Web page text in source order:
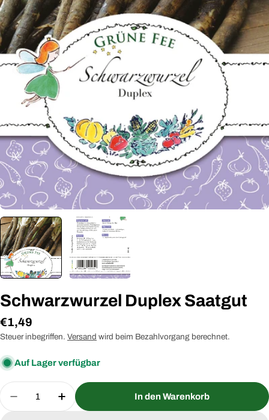
Sie das Medium 0 im Modalformat
Schwarzwurzel Duplex Saatgut
Regulärer
Preis
€1,49
Steuer inbegriffen. Versand wird beim Bezahlvorgang berechnet.
Auf Lager verfügbar
Menge
Menge für Schwarzwurzel Duplex Saatgut
Menge für Schwarzwurzel Duplex
In den Warenkorb